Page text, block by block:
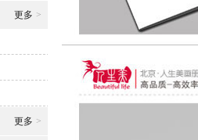
更多 >
更多 >